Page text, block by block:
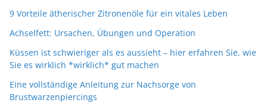
9 Vorteile ätherischer Zitronenöle für ein vitales Leben
Achselfett: Ursachen, Übungen und Operation
Küssen ist schwieriger als es aussieht – hier erfahren Sie, wie
Sie es wirklich *wirklich* gut machen
Eine vollständige Anleitung zur Nachsorge von
Brustwarzenpiercings